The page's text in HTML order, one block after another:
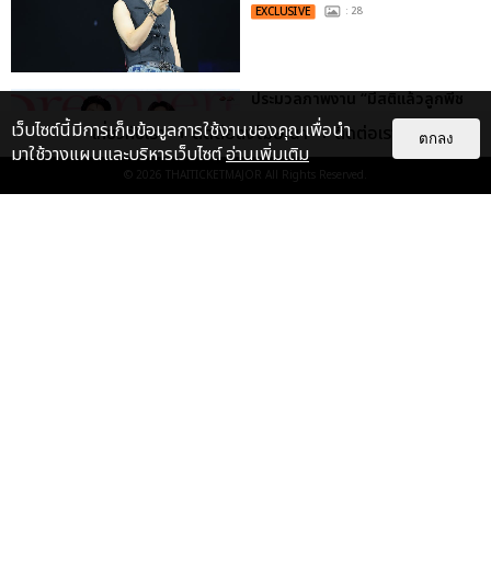
EXCLUSIVE : 28
ประมวลภาพงาน “มีสติแล้วลูกพีช
PEACH AND ME PREMIERE
NIGHT” ปอนด์-ภูวินทร์ คลั่งรัก
หวา...
เกี่ยวกับเรา ติดต่อลงโฆษณา ติดต่อเรา
© 2026 THAITICKETMAJOR All Rights Reserved.
เว็บไซต์นี้มีการเก็บข้อมูลการใช้งานของคุณเพื่อนำ
มาใช้วางแผนและบริหารเว็บไซต์อ่านเพิ่มเติม
ตกลง